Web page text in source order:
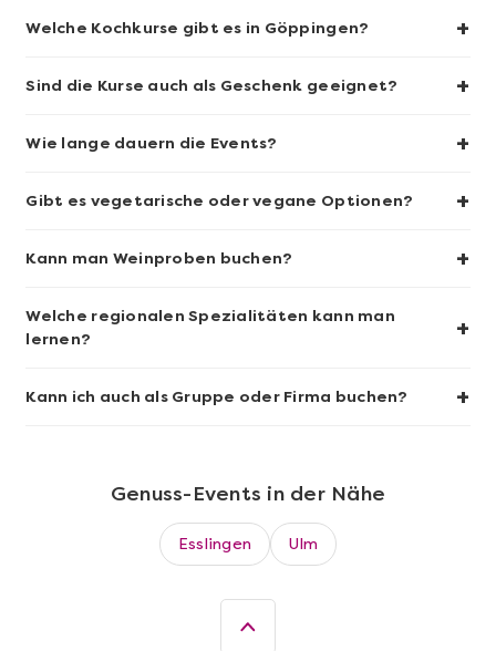
Mehr anzeigen
Sushi-Kochkurs@Home
Welche Kochkurse gibt es in Göppingen? +
Sind die Kurse auch als Geschenk geeignet? +
Wie lange dauern die Events? +
Gibt es vegetarische oder vegane Optionen? +
Kann man Weinproben buchen? +
Welche regionalen Spezialitäten kann man
lernen?
+
Kann ich auch als Gruppe oder Firma buchen? +
Genuss-Events in der Nähe
Esslingen Ulm